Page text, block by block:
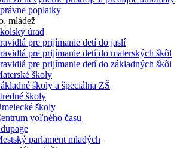
poplatky
mládež
úrad
pre prijímanie detí do jaslí
pre prijímanie detí do materských škôl
pre prijímanie detí do základných škôl
školy
školy a špeciálna ZŠ
školy
školy
voľného času
parlament mladých